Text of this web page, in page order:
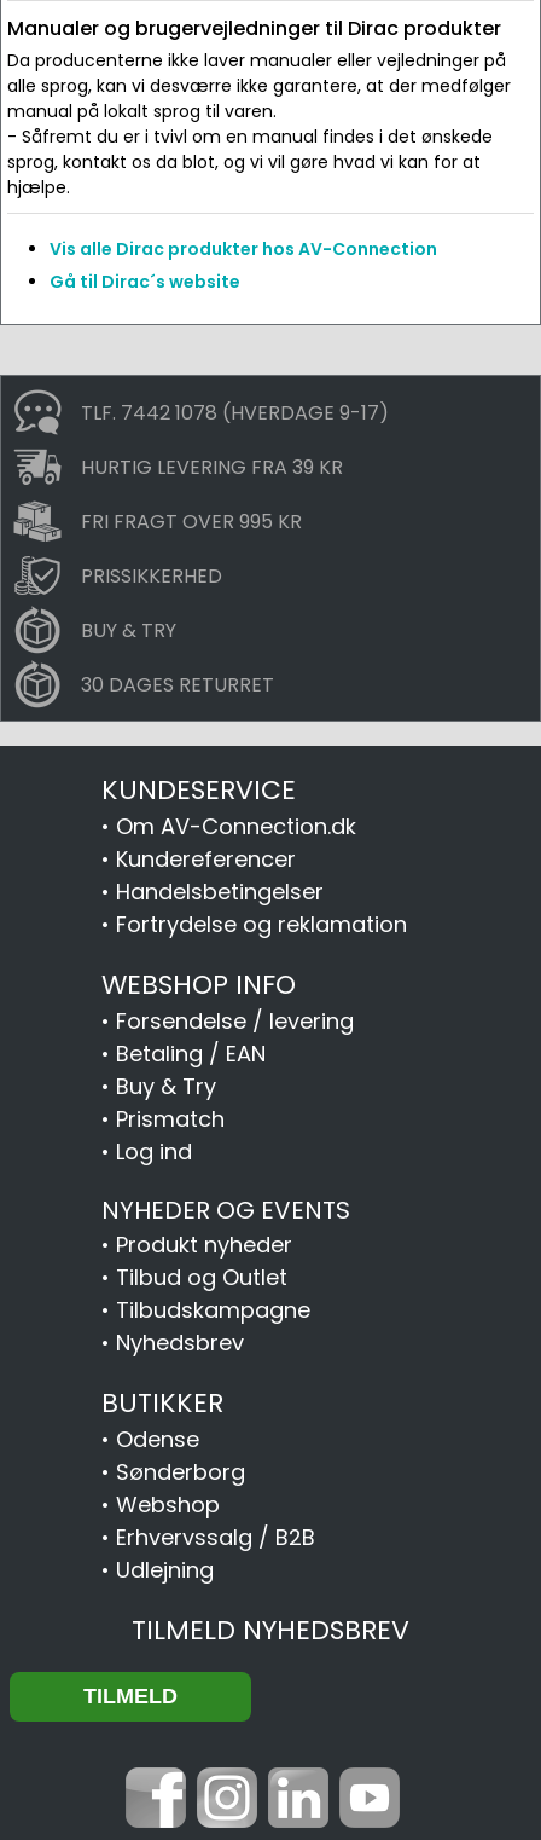
Manualer og brugervejledninger til Dirac produkter
Da producenterne ikke laver manualer eller vejledninger på
alle sprog, kan vi desværre ikke garantere, at der medfølger
manual på lokalt sprog til varen.
- Såfremt du er i tvivl om en manual findes i det ønskede
sprog, kontakt os da blot, og vi vil gøre hvad vi kan for at
hjælpe.
Vis alle Dirac produkter hos AV-Connection
Gå til Dirac´s website
TLF. 7442 1078 (HVERDAGE 9-17)
HURTIG LEVERING FRA 39 KR
FRI FRAGT OVER 995 KR
PRISSIKKERHED
BUY & TRY
30 DAGES RETURRET
KUNDESERVICE
• Om AV-Connection.dk
• Kundereferencer
• Handelsbetingelser
• Fortrydelse og reklamation
WEBSHOP INFO
• Forsendelse / levering
• Betaling / EAN
• Buy & Try
• Prismatch
• Log ind
NYHEDER OG EVENTS
• Produkt nyheder
• Tilbud og Outlet
• Tilbudskampagne
• Nyhedsbrev
BUTIKKER
• Odense
• Sønderborg
• Webshop
• Erhvervssalg / B2B
• Udlejning
TILMELD NYHEDSBREV